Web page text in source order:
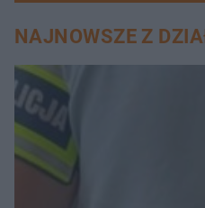
NAJNOWSZE Z